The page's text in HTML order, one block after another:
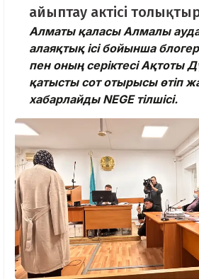
айыптау актісі
Алматы қаласы Алмалы
алаяқтық ісі бойынша
пен оның серіктесі Ақтоты
қатысты сот отырысы өтіп
хабарлайды NEGE тілшісі.